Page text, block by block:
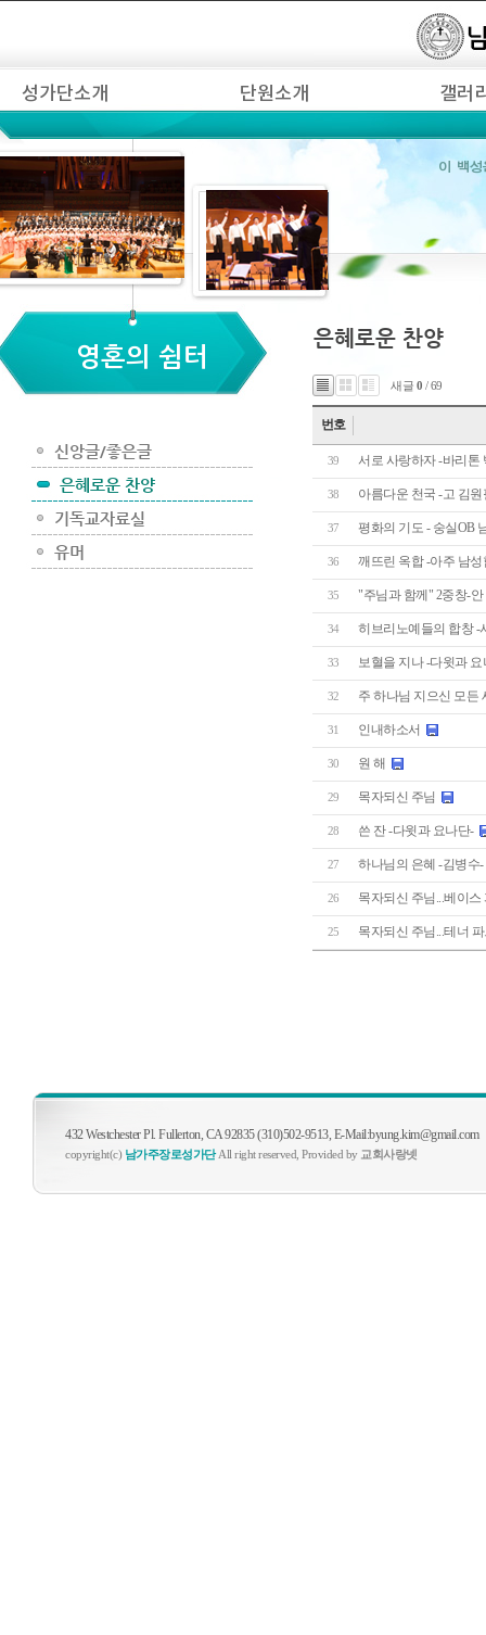
새글 0 / 69
번호
39 서로 사랑하자 -바리톤
38 아름다운 천국 -고 김
37 평화의 기도 - 숭실OB
36 깨뜨린 옥합 -아주 남
35 "주님과 함께" 2중창-안
34 히브리노예들의 합창 -
33 보혈을 지나 -다윗과 요
32 주 하나님 지으신 모든
31 인내하소서
30 원 해
29 목자되신 주님
28 쓴 잔 -다윗과 요나단-
27 하나님의 은혜 -김병수-
26 목자되신 주님...베이스
25 목자되신 주님...테너
432 Westchester Pl. Fullerton, CA 92835 (310)502-9513, E-Mail:byung.kim@gmail.com
copyright(c) 남가주장로성가단All right reserved, Provided by 교회사랑넷